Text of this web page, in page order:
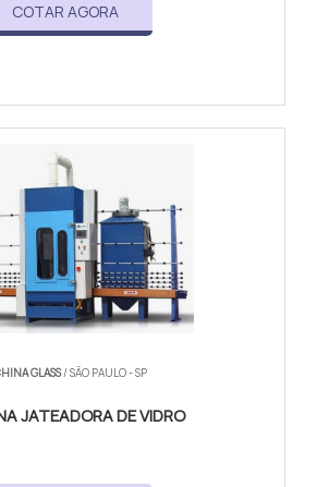
COTAR AGORA
GLASS/ SÃO PAULO - SP
JATEADORA DE VIDRO